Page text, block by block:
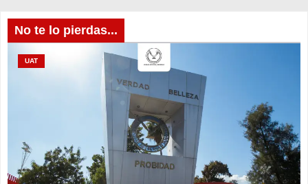
No te lo pierdas...
UAT